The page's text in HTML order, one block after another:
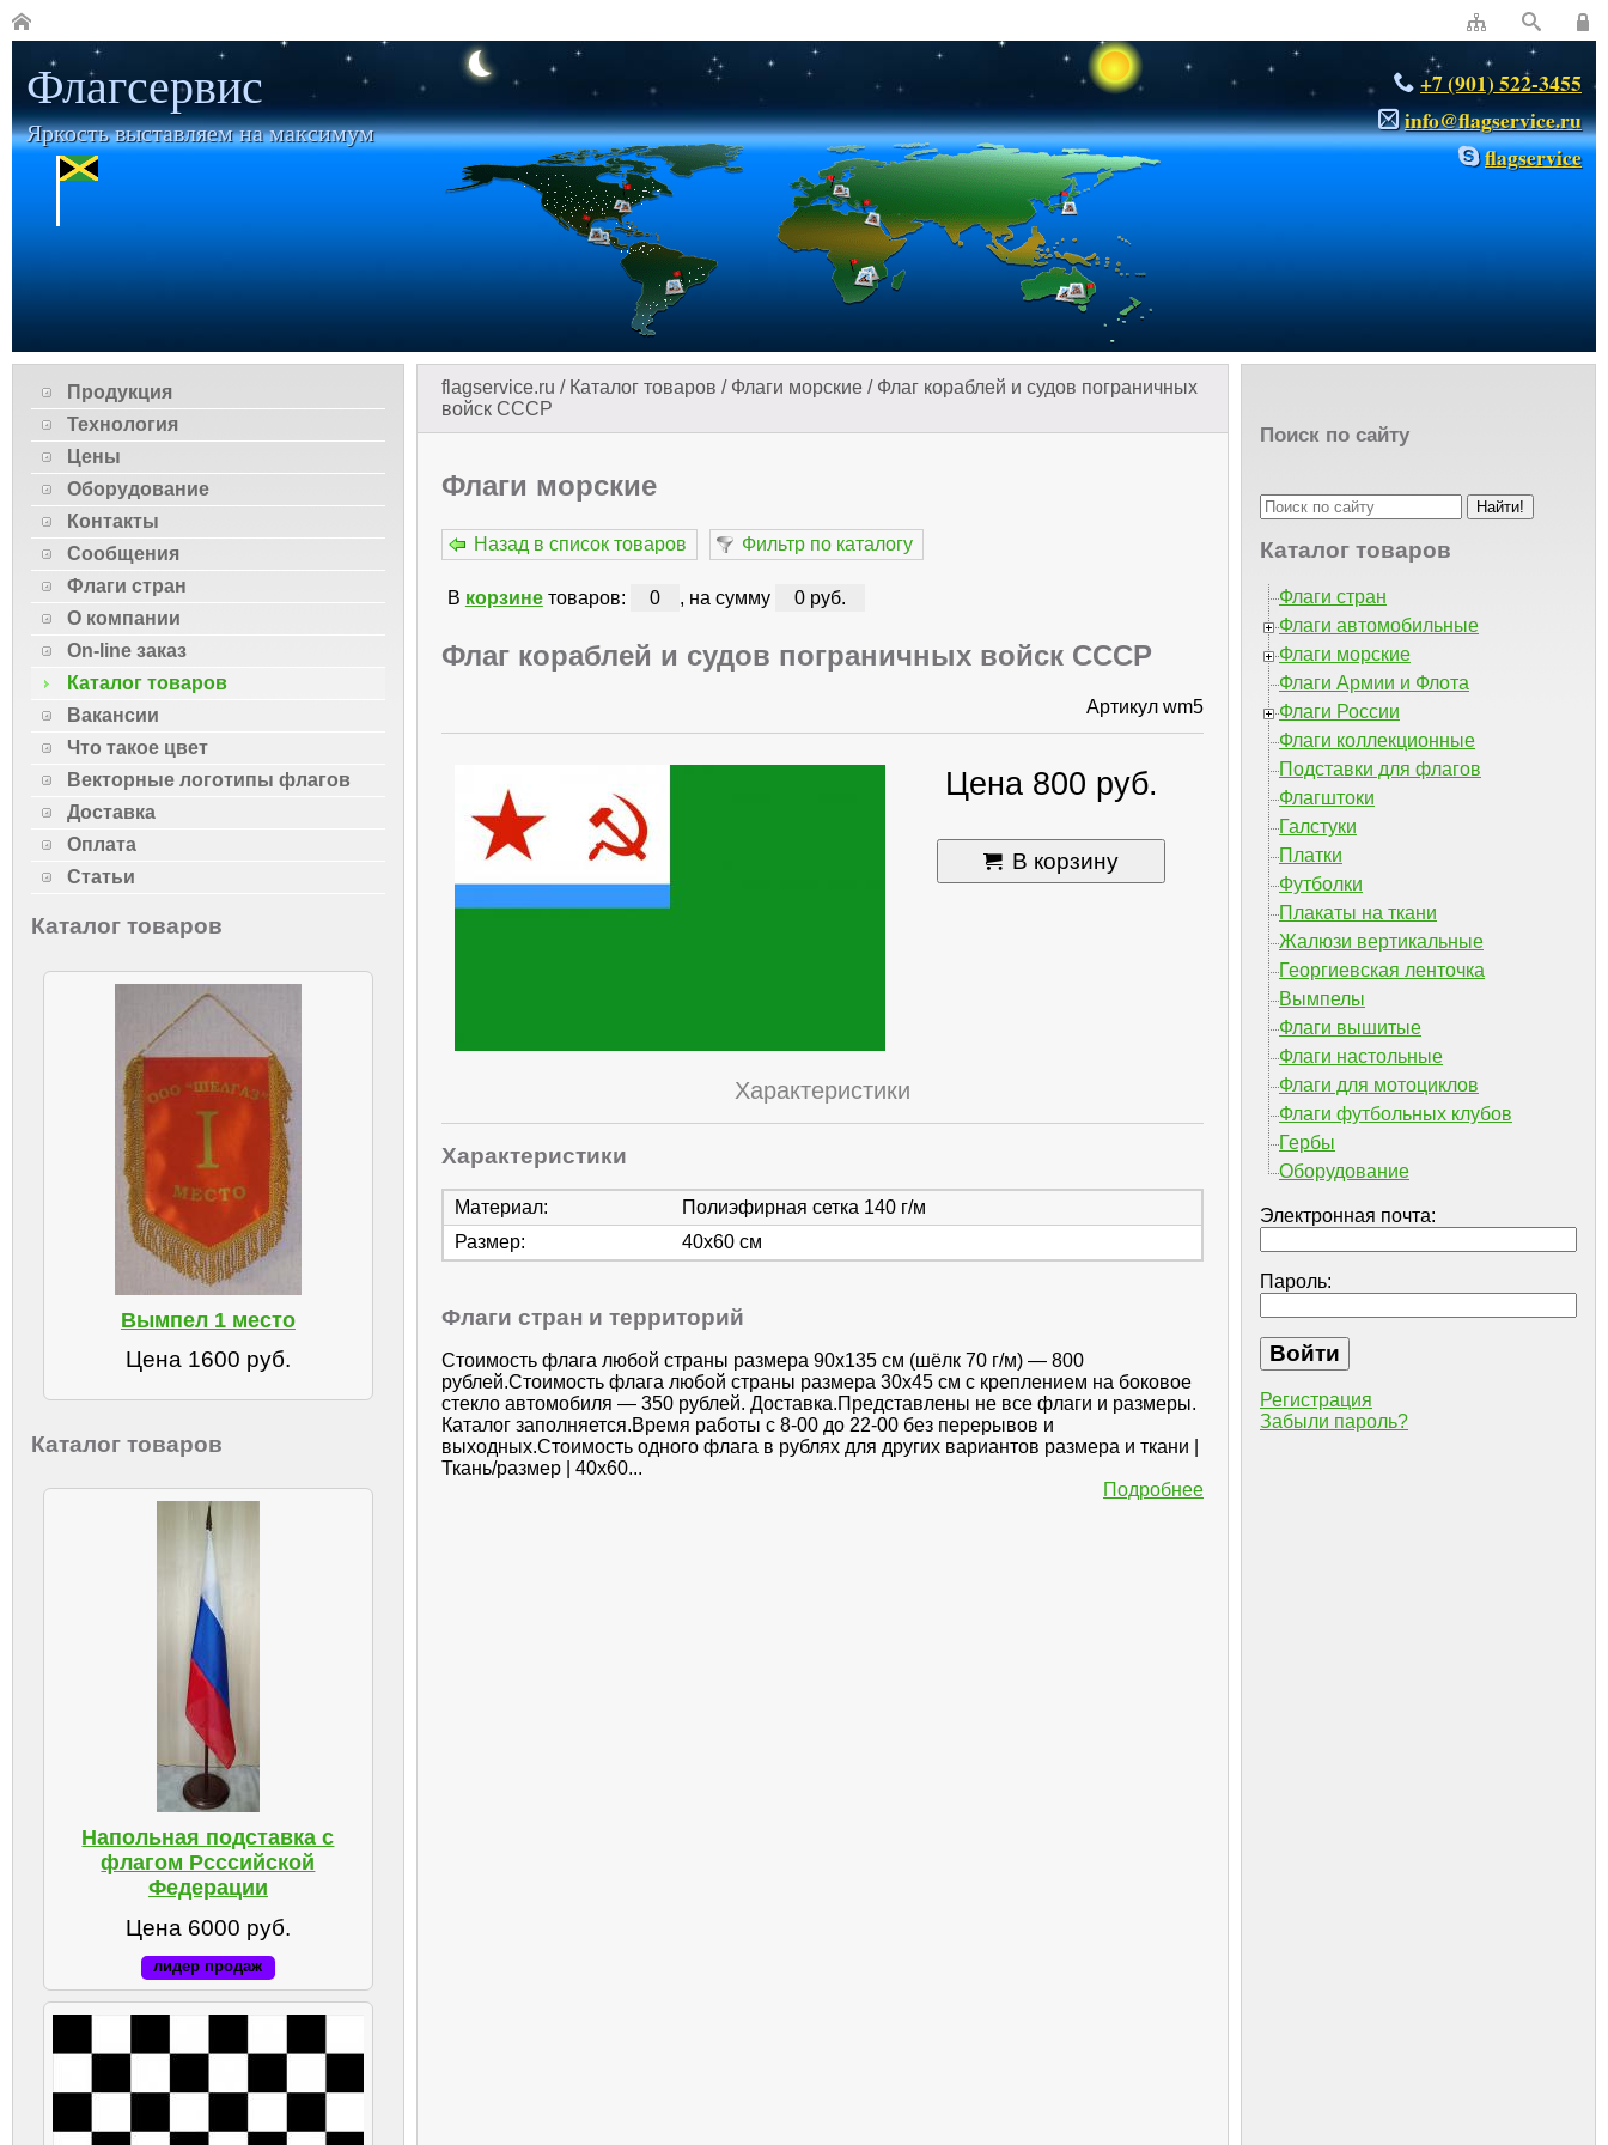
Флагсервис
Яркость выставляем на максимум
+7 (901) 522-3455
info@flagservice.ru
flagservice
flagservice.ru / Каталог товаров / Флаги морские/ Флаг кораблей и судов пограничных
войск СССР
Флаги морские
Назад в список товаров Фильтр по каталогу
В корзинетоваров: 0 , на сумму 0 руб.
Флаг кораблей и судов пограничных войск СССР
Артикул wm5
Цена 800 руб.
В корзину
Характеристики
Характеристики
Материал:
Полиэфирная сетка 140 г/м
Размер:
40х60 см
Флаги стран и территорий
Стоимость флага любой страны размера 90х135 см (шёлк 70 г/м) — 800
рублей.Стоимость флага любой страны размера 30x45 см с креплением на боковое
стекло автомобиля — 350 рублей. Доставка.Представлены не все флаги и размеры.
Каталог заполняется.Время работы с 8-00 до 22-00 без перерывов и
выходных.Стоимость одного флага в рублях для других вариантов размера и ткани |
Ткань/размер | 40х60...
Подробнее
Продукция
Технология
Цены
Оборудование
Контакты
Сообщения
Флаги стран
О компании
On-line заказ
Каталог товаров
Вакансии
Что такое цвет
Векторные логотипы флагов
Доставка
Оплата
Статьи
Каталог товаров
Вымпел 1 место
Цена 1600 руб.
Каталог товаров
Напольная подставка с
флагом Рсссийской
Федерации
Цена 6000 руб.
лидер продаж
Поиск по сайту
Каталог товаров
Флаги стран
Флаги автомобильные
Флаги морские
Флаги Армии и Флота
Флаги России
Флаги коллекционные
Подставки для флагов
Флагштоки
Галстуки
Платки
Футболки
Плакаты на ткани
Жалюзи вертикальные
Георгиевская ленточка
Вымпелы
Флаги вышитые
Флаги настольные
Флаги для мотоциклов
Флаги футбольных клубов
Гербы
Оборудование
Электронная почта:
Пароль:
Регистрация
Забыли пароль?